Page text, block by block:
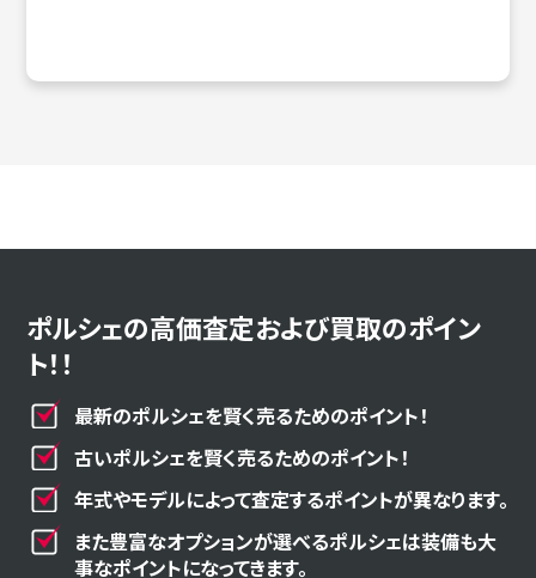
ポルシェの高価査定および買取のポイン
ト！！
最新のポルシェを賢く売るためのポイント！
古いポルシェを賢く売るためのポイント！
年式やモデルによって査定するポイントが異なります。
また豊富なオプションが選べるポルシェは装備も大
事なポイントになってきます。